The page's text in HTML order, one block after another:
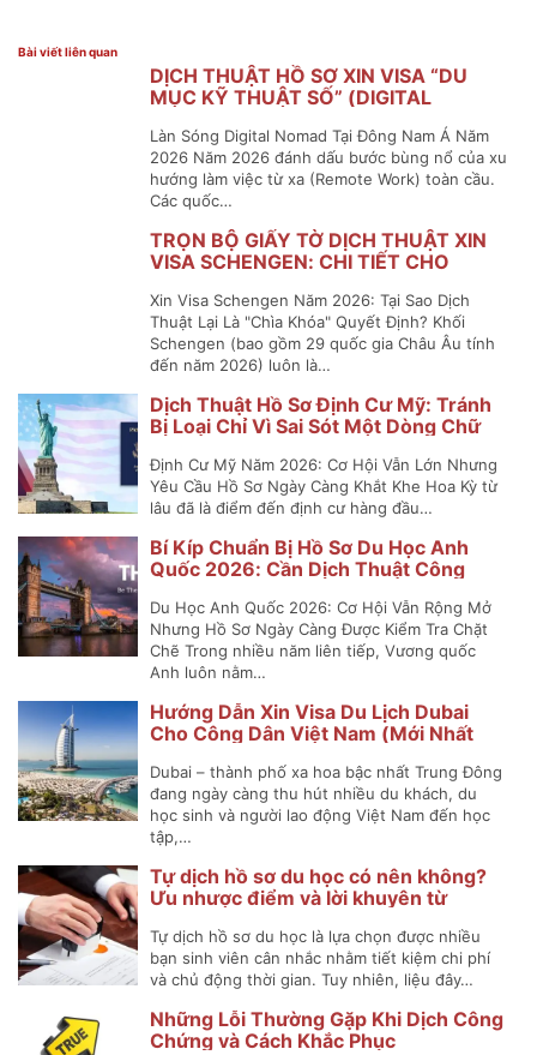
Bài viết liên quan
DỊCH THUẬT HỒ SƠ XIN VISA “DU
MỤC KỸ THUẬT SỐ” (DIGITAL
Làn Sóng Digital Nomad Tại Đông Nam Á Năm
2026 Năm 2026 đánh dấu bước bùng nổ của xu
hướng làm việc từ xa (Remote Work) toàn cầu.
Các quốc…
TRỌN BỘ GIẤY TỜ DỊCH THUẬT XIN
VISA SCHENGEN: CHI TIẾT CHO
Xin Visa Schengen Năm 2026: Tại Sao Dịch
Thuật Lại Là "Chìa Khóa" Quyết Định? Khối
Schengen (bao gồm 29 quốc gia Châu Âu tính
đến năm 2026) luôn là…
Dịch Thuật Hồ Sơ Định Cư Mỹ: Tránh
Bị Loại Chỉ Vì Sai Sót Một Dòng Chữ
Định Cư Mỹ Năm 2026: Cơ Hội Vẫn Lớn Nhưng
Yêu Cầu Hồ Sơ Ngày Càng Khắt Khe Hoa Kỳ từ
lâu đã là điểm đến định cư hàng đầu…
Bí Kíp Chuẩn Bị Hồ Sơ Du Học Anh
Quốc 2026: Cần Dịch Thuật Công
Du Học Anh Quốc 2026: Cơ Hội Vẫn Rộng Mở
Nhưng Hồ Sơ Ngày Càng Được Kiểm Tra Chặt
Chẽ Trong nhiều năm liên tiếp, Vương quốc
Anh luôn nằm…
Hướng Dẫn Xin Visa Du Lịch Dubai
Cho Công Dân Việt Nam (Mới Nhất
Dubai – thành phố xa hoa bậc nhất Trung Đông
đang ngày càng thu hút nhiều du khách, du
học sinh và người lao động Việt Nam đến học
tập,…
Tự dịch hồ sơ du học có nên không?
Ưu nhược điểm và lời khuyên từ
Tự dịch hồ sơ du học là lựa chọn được nhiều
bạn sinh viên cân nhắc nhằm tiết kiệm chi phí
và chủ động thời gian. Tuy nhiên, liệu đây…
Những Lỗi Thường Gặp Khi Dịch Công
Chứng và Cách Khắc Phục